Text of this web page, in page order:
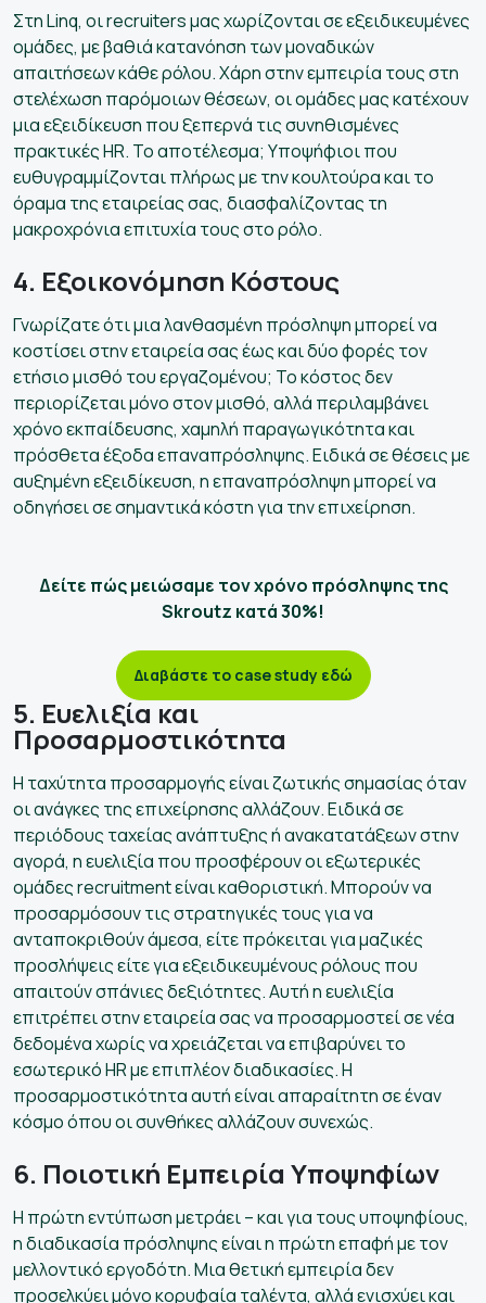
Στη Linq, οι recruiters μας χωρίζονται σε εξειδικευμένες
ομάδες, με βαθιά κατανόηση των μοναδικών
απαιτήσεων κάθε ρόλου. Χάρη στην εμπειρία τους στη
στελέχωση παρόμοιων θέσεων, οι ομάδες μας κατέχουν
μια εξειδίκευση που ξεπερνά τις συνηθισμένες
πρακτικές HR. Το αποτέλεσμα; Υποψήφιοι που
ευθυγραμμίζονται πλήρως με την κουλτούρα και το
όραμα της εταιρείας σας, διασφαλίζοντας τη
μακροχρόνια επιτυχία τους στο ρόλο.
4. Εξοικονόμηση Κόστους
Γνωρίζατε ότι μια λανθασμένη πρόσληψη μπορεί να
κοστίσει στην εταιρεία σας έως και δύο φορές τον
ετήσιο μισθό του εργαζομένου; Το κόστος δεν
περιορίζεται μόνο στον μισθό, αλλά περιλαμβάνει
χρόνο εκπαίδευσης, χαμηλή παραγωγικότητα και
πρόσθετα έξοδα επαναπρόσληψης. Ειδικά σε θέσεις με
αυξημένη εξειδίκευση, η επαναπρόσληψη μπορεί να
οδηγήσει σε σημαντικά κόστη για την επιχείρηση.
Δείτε πώς μειώσαμε τον χρόνο πρόσληψης της
Skroutz κατά 30%!
Διαβάστε το case study εδώ
5. Ευελιξία και
Προσαρμοστικότητα
Η ταχύτητα προσαρμογής είναι ζωτικής σημασίας όταν
οι ανάγκες της επιχείρησης αλλάζουν. Ειδικά σε
περιόδους ταχείας ανάπτυξης ή ανακατατάξεων στην
αγορά, η ευελιξία που προσφέρουν οι εξωτερικές
ομάδες recruitment είναι καθοριστική. Μπορούν να
προσαρμόσουν τις στρατηγικές τους για να
ανταποκριθούν άμεσα, είτε πρόκειται για μαζικές
προσλήψεις είτε για εξειδικευμένους ρόλους που
απαιτούν σπάνιες δεξιότητες. Αυτή η ευελιξία
επιτρέπει στην εταιρεία σας να προσαρμοστεί σε νέα
δεδομένα χωρίς να χρειάζεται να επιβαρύνει το
εσωτερικό HR με επιπλέον διαδικασίες. Η
προσαρμοστικότητα αυτή είναι απαραίτητη σε έναν
κόσμο όπου οι συνθήκες αλλάζουν συνεχώς.
6. Ποιοτική Εμπειρία Υποψηφίων
Η πρώτη εντύπωση μετράει – και για τους υποψηφίους,
η διαδικασία πρόσληψης είναι η πρώτη επαφή με τον
μελλοντικό εργοδότη. Μια θετική εμπειρία δεν
προσελκύει μόνο κορυφαία ταλέντα, αλλά ενισχύει και